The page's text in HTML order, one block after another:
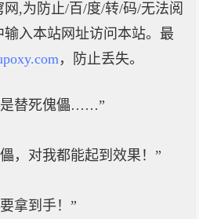
,为防止/百/度/转/码/无法阅
入本站网址访问本站。最
，防止丢失。
替死傀儡……”
对我都能起到效果！”
拿到手！”